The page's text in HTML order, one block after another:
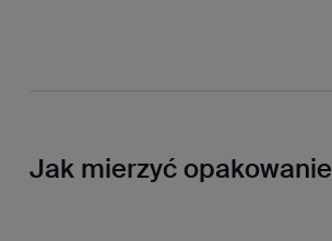
Jak mierzyć opakowanie